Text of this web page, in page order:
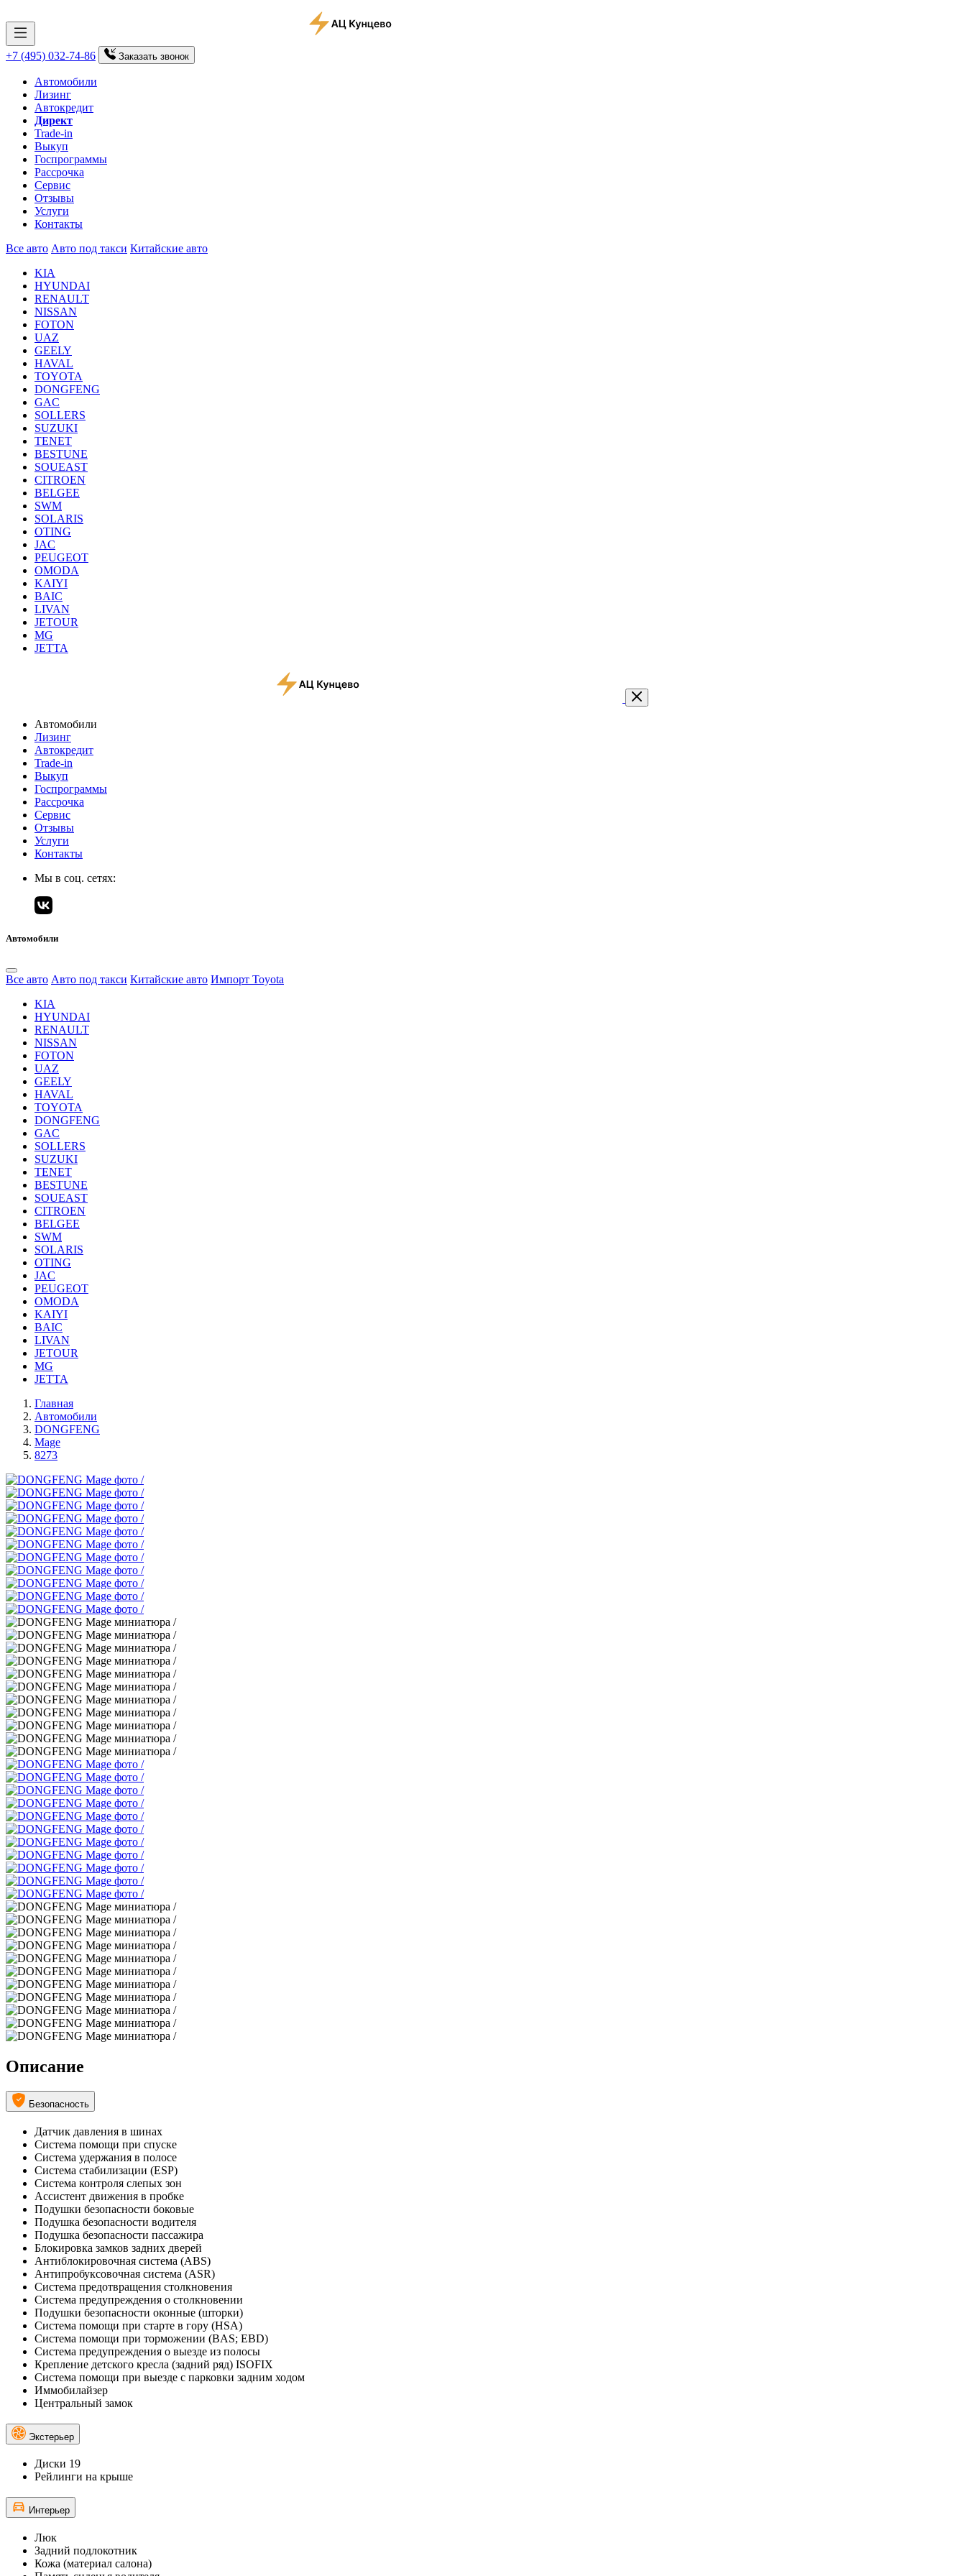
+7 (495) 032-74-86 Заказать звонок
Автомобили
Лизинг
Автокредит
Директ
Trade-in
Выкуп
Госпрограммы
Рассрочка
Сервис
Отзывы
Услуги
Контакты
Все авто Авто под такси Китайские авто
KIA
HYUNDAI
RENAULT
NISSAN
FOTON
UAZ
GEELY
HAVAL
TOYOTA
DONGFENG
GAC
SOLLERS
SUZUKI
TENET
BESTUNE
SOUEAST
CITROEN
BELGEE
SWM
SOLARIS
OTING
JAC
PEUGEOT
OMODA
KAIYI
BAIC
LIVAN
JETOUR
MG
JETTA
Автомобили
Лизинг
Автокредит
Trade-in
Выкуп
Госпрограммы
Рассрочка
Сервис
Отзывы
Услуги
Контакты
Мы в соц. сетях:
Автомобили
Все авто Авто под такси Китайские авто Импорт Toyota
KIA
HYUNDAI
RENAULT
NISSAN
FOTON
UAZ
GEELY
HAVAL
TOYOTA
DONGFENG
GAC
SOLLERS
SUZUKI
TENET
BESTUNE
SOUEAST
CITROEN
BELGEE
SWM
SOLARIS
OTING
JAC
PEUGEOT
OMODA
KAIYI
BAIC
LIVAN
JETOUR
MG
JETTA
Главная
Автомобили
DONGFENG
Mage
8273
Описание
Безопасность
Датчик давления в шинах
Система помощи при спуске
Система удержания в полосе
Система стабилизации (ESP)
Система контроля слепых зон
Ассистент движения в пробке
Подушки безопасности боковые
Подушка безопасности водителя
Подушка безопасности пассажира
Блокировка замков задних дверей
Антиблокировочная система (ABS)
Антипробуксовочная система (ASR)
Система предотвращения столкновения
Система предупреждения о столкновении
Подушки безопасности оконные (шторки)
Система помощи при старте в гору (HSA)
Система помощи при торможении (BAS; EBD)
Система предупреждения о выезде из полосы
Крепление детского кресла (задний ряд) ISOFIX
Система помощи при выезде с парковки задним ходом
Иммобилайзер
Центральный замок
Экстерьер
Диски 19
Рейлинги на крыше
Интерьер
Люк
Задний подлокотник
Кожа (материал салона)